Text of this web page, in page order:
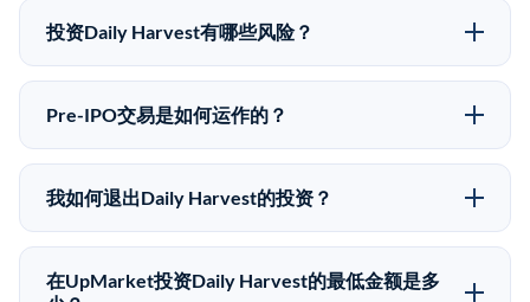
upmarket.co创建账户来表达对Daily Harvest股份的投资
为50,000美元。UpMarket是FINRA注册的经纪交易
商，自2019年以来已经纪超过5亿美元的另类投资。
投资Daily Harvest有哪些风险？
Pre-IPO投资存在重大风险。Daily Harvest的股份流动
性低，意味着没有公开市场可以快速出售。不存在确定
者应做好可能全部损失的准备。私有公司的估值在融资
轮次之间可能大幅波动。投资者应在投资前咨询其财务
Pre-IPO交易是如何运作的？
在Pre-IPO交易中，合格投资者通过二级市场平台从现有
股东（如员工、早期投资者或其他持有人）处购买股
为FINRA注册的经纪交易商促成这些交易，代表双方处
理合规、文件和结算事宜。
我如何退出Daily Harvest的投资？
Pre-IPO持股主要有两种退出途径：在二级市场将股份出
售给其他买家，或持有直到公司完成IPO或被收购。两
在UpMarket投资Daily Harvest的最低金额是多